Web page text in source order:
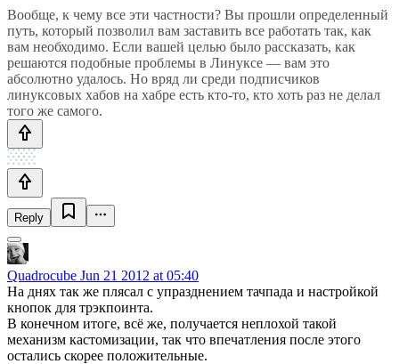
Вообще, к чему все эти частности? Вы прошли определенный
путь, который позволил вам заставить все работать так, как
вам необходимо. Если вашей целью было рассказать, как
решаются подобные проблемы в Линуксе — вам это
абсолютно удалось. Но вряд ли среди подписчиков
линуксовых хабов на хабре есть кто-то, кто хоть раз не делал
того же самого.
Reply
Quadrocube Jun 21 2012 at 05:40
На днях так же плясал с упразднением тачпада и настройкой
кнопок для трэкпоинта.
В конечном итоге, всё же, получается неплохой такой
механизм кастомизации, так что впечатления после этого
остались скорее положительные.